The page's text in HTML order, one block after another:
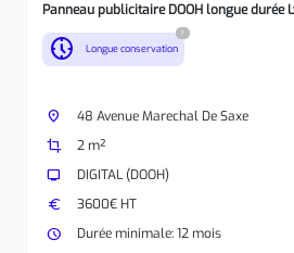
Panneau publicitaire DOOH longue durée
nest_clock_farsight_analog Longue conservation
?
place
48 Avenue Marechal De Saxe
crop
2 m²
tv
DIGITAL (DOOH)
euro
3600€ HT
watch_later
Durée minimale: 12 mois